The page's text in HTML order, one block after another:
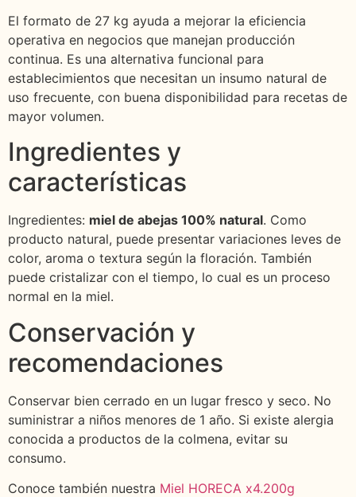
El formato de 27 kg ayuda a mejorar la eficiencia
operativa en negocios que manejan producción
continua. Es una alternativa funcional para
establecimientos que necesitan un insumo natural de
uso frecuente, con buena disponibilidad para recetas de
mayor volumen.
Ingredientes y
características
Ingredientes: miel de abejas 100% natural. Como
producto natural, puede presentar variaciones leves de
color, aroma o textura según la floración. También
puede cristalizar con el tiempo, lo cual es un proceso
normal en la miel.
Conservación y
recomendaciones
Conservar bien cerrado en un lugar fresco y seco. No
suministrar a niños menores de 1 año. Si existe alergia
conocida a productos de la colmena, evitar su
consumo.
Conoce también nuestra Miel HORECA x4.200g